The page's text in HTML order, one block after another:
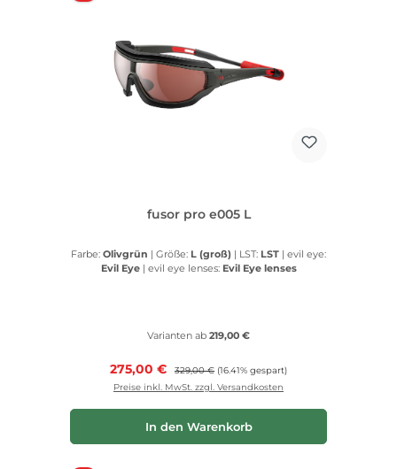
fusor pro e005 L
Farbe: Olivgrün | Größe: L (groß) | LST: LST | evil eye:
Evil Eye | evil eye lenses: Evil Eye lenses
Varianten ab 219,00 €
Verkaufspreis:
275,00 € Regulärer Preis:
329,00 € (16.41% gespart)
Preise inkl. MwSt. zzgl. Versandkosten
In den Warenkorb